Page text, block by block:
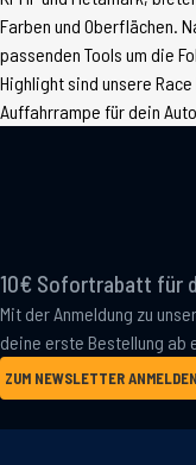
Farben und Oberflächen.
passenden Tools um die
Highlight sind unsere
Auffahrrampe für dein
10€ Sofortrabatt für
Mit der Anmeldung zu
deine erste Bestellung ab
ZUM NEWSLETTER ANMELDEN